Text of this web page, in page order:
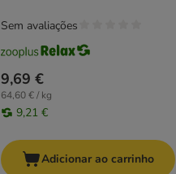
9,69 €
64,60 € / kg
9,21 €
Sem avaliações
Adicionar ao carrinho